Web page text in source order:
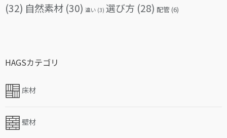
(32) 自然素材 (30) 違い (3) 選び方 (28) 配管(6)
HAGSカテゴリ
床材
壁材